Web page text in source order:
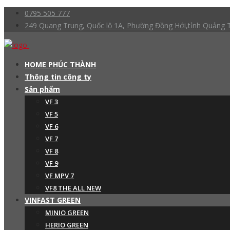
0795 505 777
249 Quang Trung, Quốc lộ 1A, Phường Đồng Hới,tỉnh Quảng
HOME PHÚC THÀNH
Thông tin công ty
Sản phẩm
VF 3
VF 5
VF 6
VF 7
VF 8
VF 9
VF MPV 7
VF8 THE ALL NEW
VINFAST GREEN
MINIO GREEN
HERIO GREEN